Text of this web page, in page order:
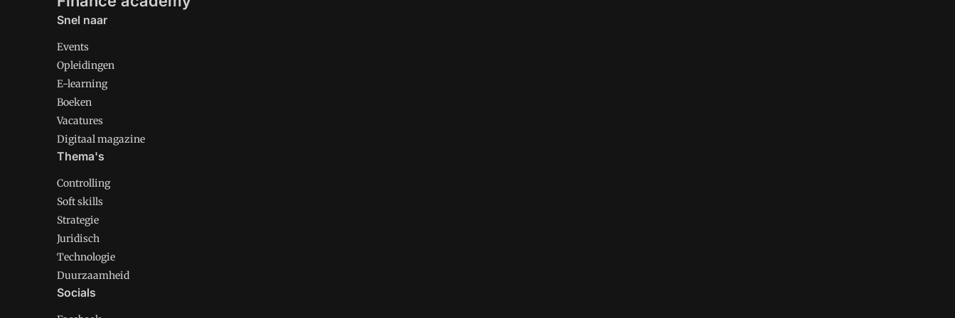
Snel naar
Events
Opleidingen
E-learning
Boeken
Vacatures
Digitaal magazine
Thema's
Controlling
Soft skills
Strategie
Juridisch
Technologie
Duurzaamheid
Socials